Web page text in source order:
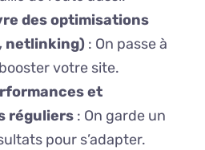
des optimisations
netlinking) : On passe à
votre site.
et
réguliers : On garde un
pour s’adapter.